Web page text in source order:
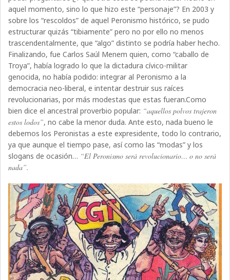
aquel momento, sino lo que hizo este “personaje”? En 2003 y
sobre los “rescoldos” de aquel Peronismo histórico, se pudo
estructurar quizás “tibiamente” pero no por ello no menos
trascendentalmente, que “algo” distinto se podría haber hecho.
Finalizando, fue Carlos Saúl Menem quien, como “caballo de
Troya”, había logrado lo que la dictadura cívico-militar
genocida, no había podido: integrar al Peronismo a la
democracia neo-liberal, e intentar destruir sus raíces
revolucionarias, por más modestas que estas fueran.Como
bien dice el ancestral proverbio popular: “aquellos polvos trajeron
estos lodos”, no cabe la menor duda. Ante esto, nada bueno le
debemos los Peronistas a este expresidente, todo lo contrario,
ya que aunque el tiempo pase, así como las “modas” y los
slogans de ocasión… “El Peronismo será revolucionario… o no será
nada”.